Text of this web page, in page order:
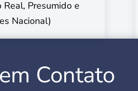
Real, Presumido e
Nacional)
Contato